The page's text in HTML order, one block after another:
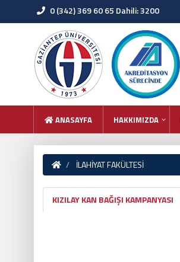
0 (342) 369 60 65 Dahili: 3200
ANASAYFA HAKKIMIZDA
İLAHİYAT FAKÜLTESİ
KIZILAY KAN BAĞIŞI KAMPANYASI